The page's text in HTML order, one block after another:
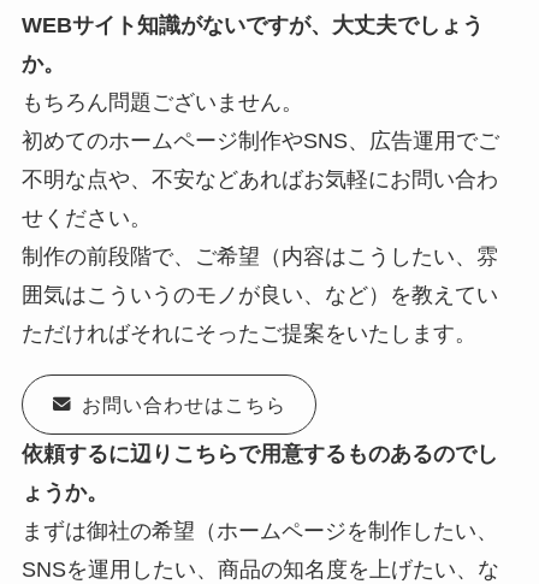
WEBサイト知識がないですが、大丈夫でしょう
か。
もちろん問題ございません。
初めてのホームページ制作やSNS、広告運用でご
不明な点や、不安などあればお気軽にお問い合わ
せください。
制作の前段階で、ご希望（内容はこうしたい、雰
囲気はこういうのモノが良い、など）を教えてい
ただければそれにそったご提案をいたします。
お問い合わせはこちら
依頼するに辺りこちらで用意するものあるのでし
ょうか。
まずは御社の希望（ホームページを制作したい、
SNSを運用したい、商品の知名度を上げたい、な